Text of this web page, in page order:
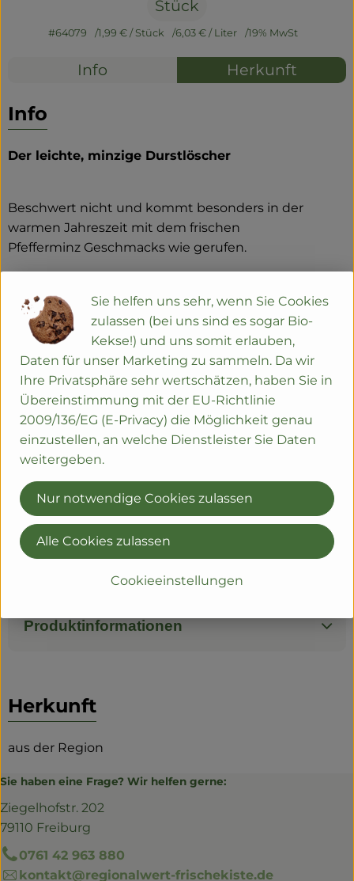
Stück
#64079 1,99 € / Stück 6,03 € / Liter 19% MwSt
Info Herkunft
Info
Der leichte, minzige Durstlöscher
Beschwert nicht und kommt besonders in der
warmen Jahreszeit mit dem frischen
Pfefferminz Geschmacks wie gerufen.
Wasser, Rübenzucker*, Zitronensaft*, Minzsirup 1,3%
(Wasser, Rübenzucker*, Zitronensaft*, Pfefferminze*),
Grüntee*-Auszüge
aus ökologischem Anbau
Nährwerte Pro 100 ml:
Brennwert
83kJ
20kcal
Kohlenhydrate
4,7 g
Davon Zucker
4,6 g
Enthält geringfügige Mengen an Salz, Fett u. Eiweiß
Produktinformationen
Herkunft
aus der Region
Sie haben eine Frage? Wir helfen gerne:
Ziegelhofstr. 202
79110 Freiburg
0761 42 963 880
kontakt@regionalwert-frischekiste.de
Sie helfen uns sehr, wenn Sie Cookies
zulassen (bei uns sind es sogar Bio-
Kekse!) und uns somit erlauben,
Daten für unser Marketing zu sammeln. Da wir
Ihre Privatsphäre sehr wertschätzen, haben Sie in
Übereinstimmung mit der EU-Richtlinie
2009/136/EG (E-Privacy) die Möglichkeit genau
einzustellen, an welche Dienstleister Sie Daten
weitergeben.
Cookieeinstellungen
Nur notwendige Cookies zulassen
Alle Cookies zulassen